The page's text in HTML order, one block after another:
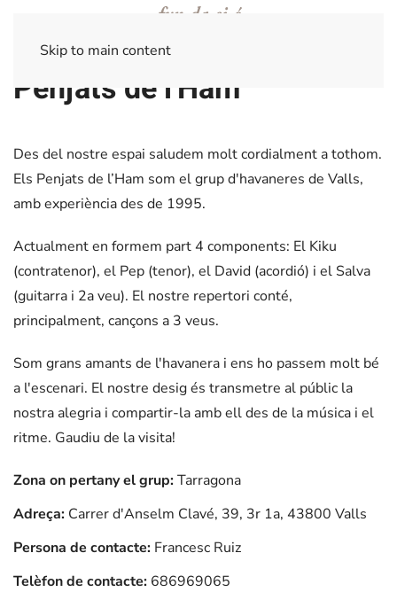
Skip to main content
Penjats de l'Ham
Des del nostre espai saludem molt cordialment a tothom.
Els Penjats de l’Ham som el grup d'havaneres de Valls,
amb experiència des de 1995.
Actualment en formem part 4 components: El Kiku
(contratenor), el Pep (tenor), el David (acordió) i el Salva
(guitarra i 2a veu). El nostre repertori conté,
principalment, cançons a 3 veus.
Som grans amants de l'havanera i ens ho passem molt bé
a l'escenari. El nostre desig és transmetre al públic la
nostra alegria i compartir-la amb ell des de la música i el
ritme. Gaudiu de la visita!
Zona on pertany el grup:Tarragona
Adreça: Carrer d'Anselm Clavé, 39, 3r 1a, 43800 Valls
Persona de contacte: Francesc Ruiz
Telèfon de contacte: 686969065